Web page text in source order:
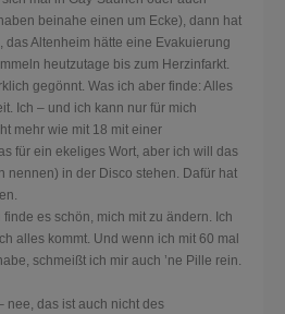
beinahe einen um Ecke), dann hat
das Altenheim hätte eine Evakuierung
heutzutage bis zum Herzinfarkt.
gegönnt. Was ich aber finde: Alles
Ich – und ich kann nur für mich
mehr wie mit 18 mit einer
für ein ekeliges Wort, aber ich will das
nennen) in der Disco stehen. Dafür hat
es schön, mich mit zu ändern. Ich
alles kommt. Und wenn ich mit 60 mal
schmeißt ich mir auch ’ne Pille rein.
nee, das ist auch nicht des